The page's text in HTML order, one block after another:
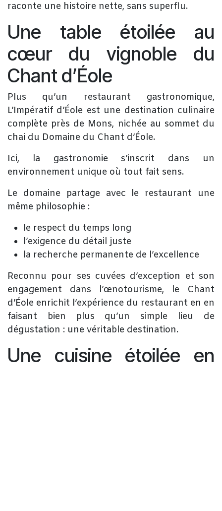
raconte une histoire nette, sans superflu.
Une table étoilée au
cœur du vignoble du
Chant d’Éole
Plus qu’un restaurant gastronomique,
L’Impératif d’Éole est une destination culinaire
complète près de Mons, nichée au sommet du
chai du Domaine du Chant d’Éole.
Ici, la gastronomie s’inscrit dans un
environnement unique où tout fait sens.
Le domaine partage avec le restaurant une
même philosophie :
le respect du temps long
l’exigence du détail juste
la recherche permanente de l’excellence
Reconnu pour ses cuvées d’exception et son
engagement dans l’œnotourisme, le Chant
d’Éole enrichit l’expérience du restaurant en en
faisant bien plus qu’un simple lieu de
dégustation : une véritable destination.
Une cuisine étoilée en